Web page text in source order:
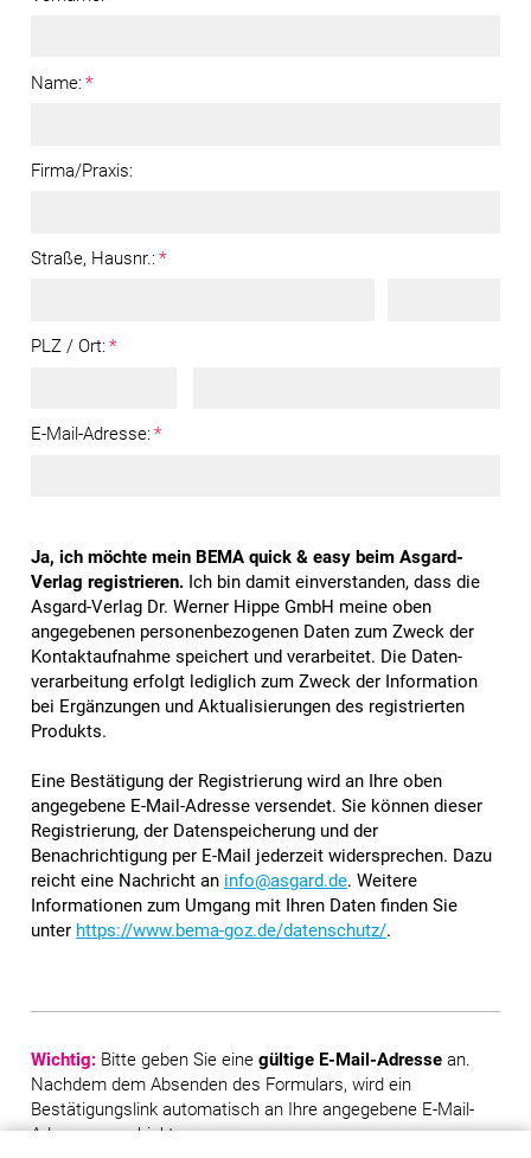
Name: *
Firma/Praxis:
Straße, Hausnr.: *
PLZ / Ort: *
E-Mail-Adresse: *
Ja, ich möchte mein BEMA quick & easy beim Asgard-
Verlag registrieren. Ich bin damit einverstanden, dass die
Asgard-Verlag Dr. Werner Hippe GmbH meine oben
angegebenen personen­be­zogenen Daten zum Zweck der
Kontakt­aufnahme speichert und verarbeitet. Die Daten­
verarbeitung erfolgt lediglich zum Zweck der Information
bei Ergänzungen und Aktualisierungen des registrierten
Produkts.
Eine Bestätigung der Registrierung wird an Ihre oben
angegebene E-Mail-Adresse versendet. Sie können dieser
Registrierung, der Daten­speicherung und der
Benachrichtigung per E-Mail jederzeit wider­sprechen. Dazu
reicht eine Nachricht an info@asgard.de. Weitere
Informationen zum Umgang mit Ihren Daten finden Sie
unter https://www.bema-goz.de/datenschutz/.
Wichtig: Bitte geben Sie einegültige E-Mail-Adresse an.
Nachdem dem Absenden des Formulars, wird ein
Bestätigungslink automatisch an Ihre angegebene E-Mail-
Adresse geschickt.